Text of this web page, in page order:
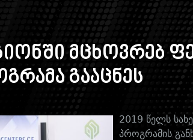
მცხოვრებ
გააცნეს
2019 წელს
პროგრამის